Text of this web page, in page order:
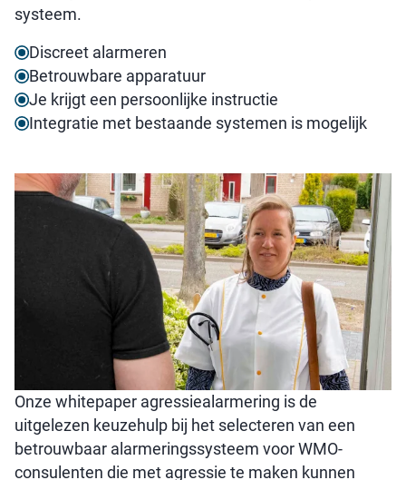
systeem.
Discreet alarmeren
Betrouwbare apparatuur
Je krijgt een persoonlijke instructie
Integratie met bestaande systemen is mogelijk
Onze whitepaper agressiealarmering is de
uitgelezen keuzehulp bij het selecteren van een
betrouwbaar alarmeringssysteem voor WMO-
consulenten die met agressie te maken kunnen